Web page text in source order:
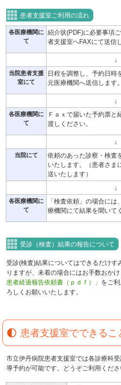
患者支援室ご利用の流れ
各医療機関に
て
紹介状(PDF)に必要事項
者支援室へFAXにて送信
↓
当院患者支援
室にて
日程を調整し、予約日時
元医療機関へ送信します。
↓
各医療機関に
て
Ｆａｘで届いた予約票と
渡しください。
↓
当院にて
依頼のあった診察・検査
いたします。（患者さま
送いたします）
↓
各医療機関に
て
「検査依頼」の場合に
療機関にて結果を聞いて
受診（検査）結果の報告について
受診(検査)結果についてはできるだけす
りますが、未着の場合にはお手数おか
患者経過報告依頼書（ｐｄｆ）」 をご
ろしくお願いいたします。
患者支援室でできるこ
市立伊丹病院患者支援室では各診療科
導予約が可能です。どうぞご利用くださ